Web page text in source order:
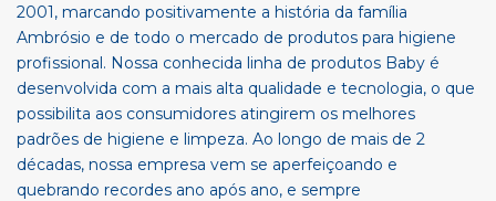
2001, marcando positivamente a história da família
Ambrósio e de todo o mercado de produtos para higiene
profissional. Nossa conhecida linha de produtos Baby é
desenvolvida com a mais alta qualidade e tecnologia, o que
possibilita aos consumidores atingirem os melhores
padrões de higiene e limpeza. Ao longo de mais de 2
décadas, nossa empresa vem se aperfeiçoando e
quebrando recordes ano após ano, e sempre